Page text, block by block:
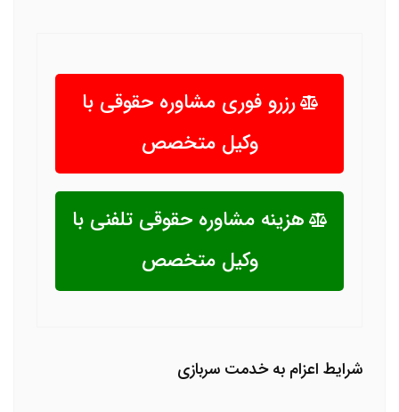
رزرو فوری مشاوره حقوقی با
وکیل متخصص
هزینه مشاوره حقوقی تلفنی با
وکیل متخصص
شرایط اعزام به خدمت سربازی